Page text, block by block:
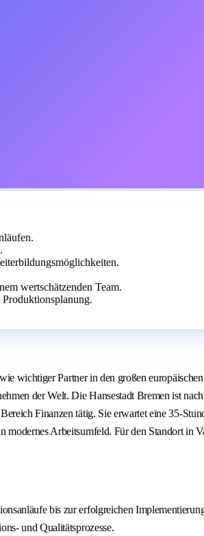
wertschätzenden Team.
wichtiger Partner in den großen
der Welt. Die Hansestadt Bremen ist
Finanzen tätig. Sie erwartet eine 35-
Arbeitsumfeld. Für den Standort in
bis zur erfolgreichen
und Qualitätsprozesse.